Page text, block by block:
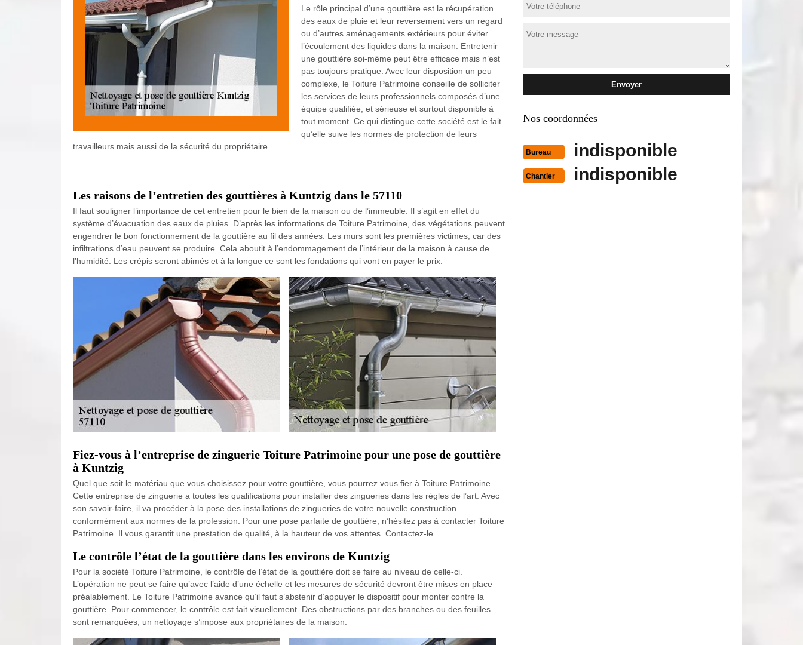
Le rôle principal d’une gouttière est la récupération
des eaux de pluie et leur reversement vers un regard
ou d’autres aménagements extérieurs pour éviter
l’écoulement des liquides dans la maison. Entretenir
une gouttière soi-même peut être efficace mais n’est
pas toujours pratique. Avec leur disposition un peu
complexe, le Toiture Patrimoine conseille de solliciter
les services de leurs professionnels composés d’une
équipe qualifiée, et sérieuse et surtout disponible à
tout moment. Ce qui distingue cette société est le fait
qu’elle suive les normes de protection de leurs
travailleurs mais aussi de la sécurité du propriétaire.
Les raisons de l’entretien des gouttières à Kuntzig dans le 57110
Il faut souligner l’importance de cet entretien pour le bien de la maison ou de l’immeuble. Il s’agit en effet du
système d’évacuation des eaux de pluies. D’après les informations de Toiture Patrimoine, des végétations peuvent
engendrer le bon fonctionnement de la gouttière au fil des années. Les murs sont les premières victimes, car des
infiltrations d’eau peuvent se produire. Cela aboutit à l’endommagement de l’intérieur de la maison à cause de
l’humidité. Les crépis seront abimés et à la longue ce sont les fondations qui vont en payer le prix.
Fiez-vous à l’entreprise de zinguerie Toiture Patrimoine pour une pose de gouttière
à Kuntzig
Quel que soit le matériau que vous choisissez pour votre gouttière, vous pourrez vous fier à Toiture Patrimoine.
Cette entreprise de zinguerie a toutes les qualifications pour installer des zingueries dans les règles de l’art. Avec
son savoir-faire, il va procéder à la pose des installations de zingueries de votre nouvelle construction
conformément aux normes de la profession. Pour une pose parfaite de gouttière, n’hésitez pas à contacter Toiture
Patrimoine. Il vous garantit une prestation de qualité, à la hauteur de vos attentes. Contactez-le.
Le contrôle l’état de la gouttière dans les environs de Kuntzig
Pour la société Toiture Patrimoine, le contrôle de l’état de la gouttière doit se faire au niveau de celle-ci.
L’opération ne peut se faire qu’avec l’aide d’une échelle et les mesures de sécurité devront être mises en place
préalablement. Le Toiture Patrimoine avance qu’il faut s’abstenir d’appuyer le dispositif pour monter contre la
gouttière. Pour commencer, le contrôle est fait visuellement. Des obstructions par des branches ou des feuilles
sont remarquées, un nettoyage s’impose aux propriétaires de la maison.
Nos coordonnées
Bureau indisponible
Chantier indisponible